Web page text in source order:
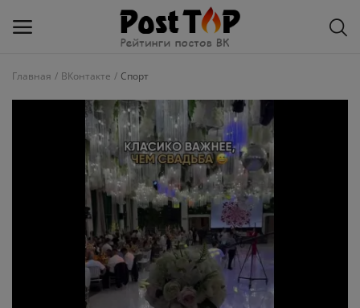
Статьи, обзоры
Главная ВКонтакте Спорт